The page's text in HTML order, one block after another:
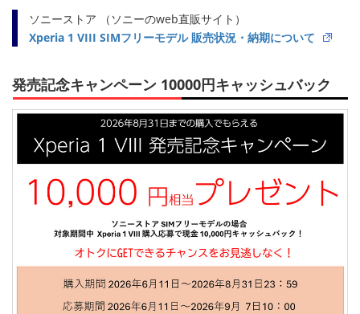
ソニーストア （ソニーのweb直販サイト）
Xperia 1 VIII SIMフリーモデル 販売状況・納期について
発売記念キャンペーン 10000円キャッシュバック